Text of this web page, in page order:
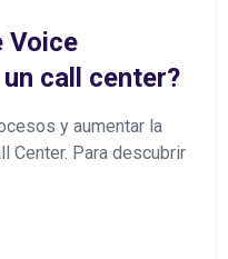
Voice
call center?
y aumentar la
Center. Para descubrir